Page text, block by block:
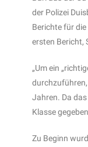
der Polizei
Berichte für
ersten Bericht,
„Um ein
Jahren. Da
Klasse
Zu Beginn